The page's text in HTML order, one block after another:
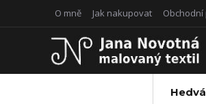
O mně Jak nakupovat